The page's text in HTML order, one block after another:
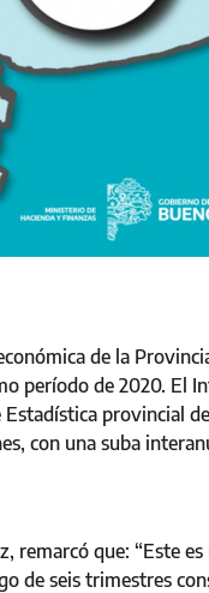
de la
período de 2020. El
provincial
con una suba
remarcó que: “Este
de seis trimestres